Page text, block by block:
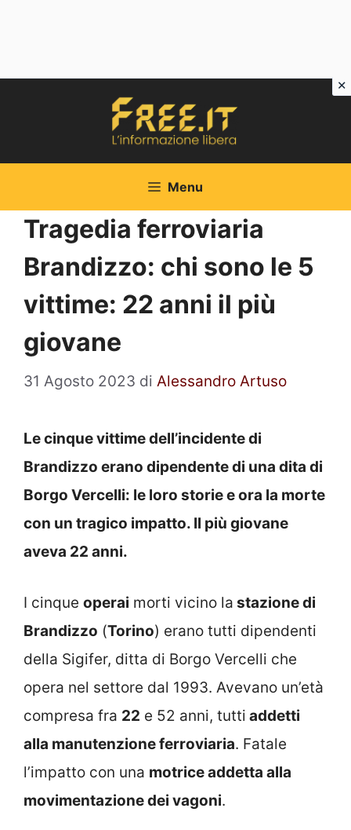
Menu
Tragedia ferroviaria
Brandizzo: chi sono le 5
vittime: 22 anni il più
giovane
31 Agosto 2023 di Alessandro Artuso
Le cinque vittime dell’incidente di
Brandizzo erano dipendente di una dita di
Borgo Vercelli: le loro storie e ora la morte
con un tragico impatto. Il più giovane
aveva 22 anni.
I cinque operai morti vicino la stazione di
Brandizzo (Torino) erano tutti dipendenti
della Sigifer, ditta di Borgo Vercelli che
opera nel settore dal 1993. Avevano un’età
compresa fra 22 e 52 anni, tutti addetti
alla manutenzione ferroviaria. Fatale
l’impatto con una motrice addetta alla
movimentazione dei vagoni.